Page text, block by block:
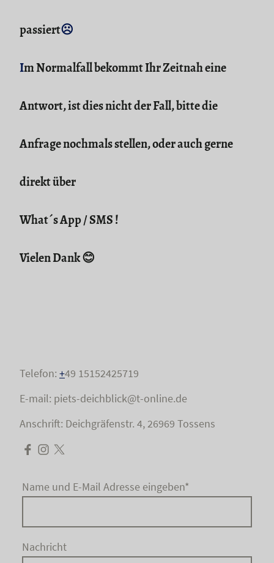
passiert☹
Im Normalfall bekommt Ihr Zeitnah eine
Antwort, ist dies nicht der Fall, bitte die
Anfrage nochmals stellen, oder auch gerne
direkt über
What´s App / SMS !
Vielen Dank 😊
Telefon: +49 15152425719
E-mail: piets-deichblick@t-online.de
Anschrift: Deichgräfenstr. 4, 26969 Tossens
Name und E-Mail Adresse eingeben*
Nachricht